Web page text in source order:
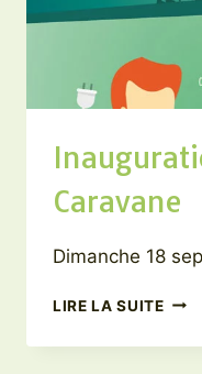
Caravane
Dimanche 18
LIRE LA SUITE
LA